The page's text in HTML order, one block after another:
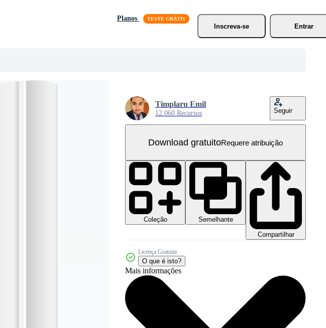
Planos
Inscreva-se
Entrar
Timplaru Emil
12.060 Recursos Seguir
Download gratuitoRequere atribuição
Coleção
Semelhante
Compartilhar
Licença Gratuita
O que é isto?
Mais informações